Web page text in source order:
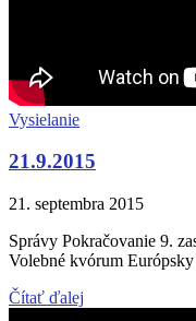
Vysielanie
21.9.2015
21. septembra 2015
Správy Pokračovanie 9.
Volebné kvórum
Čítať ďalej